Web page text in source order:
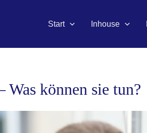
Start Inhouse
Was können sie tun?